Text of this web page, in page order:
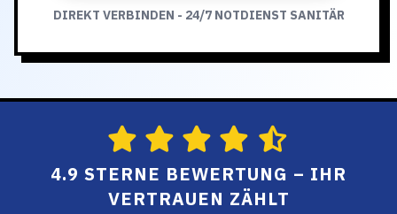
DIREKT VERBINDEN - 24/7 NOTDIENST SANITÄR
4.9 STERNE BEWERTUNG – IHR
VERTRAUEN ZÄHLT